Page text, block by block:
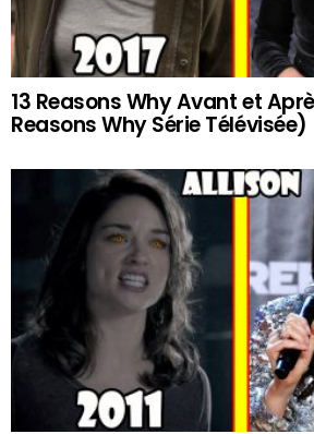
13 Reasons Why Avant et
Reasons Why Série Télévisée)